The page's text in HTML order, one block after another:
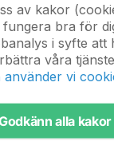
första
0
V 32!
av kakor
bra för
i syfte att
våra
använder vi
alla kakor